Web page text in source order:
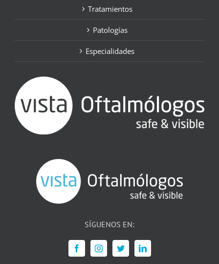
Tratamientos
Patologías
Especialidades
SÍGUENOS EN: